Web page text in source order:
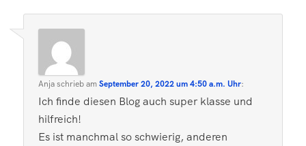
AnjaschriebamSeptember 20, 2022 um 4:50 a.m. Uhr:
Ich finde diesen Blog auch super klasse und
hilfreich!
Es ist manchmal so schwierig, anderen